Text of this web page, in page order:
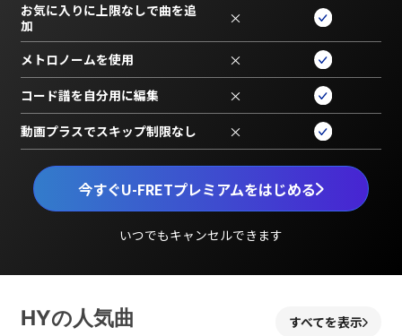
今すぐU-FRETプレミアムをはじめる
いつでもキャンセルできます
お気に入りに上限なしで曲を追
加
×
メトロノームを使用 ×
コード譜を自分用に編集 ×
動画プラスでスキップ制限なし ×
HYの人気曲 すべてを表示